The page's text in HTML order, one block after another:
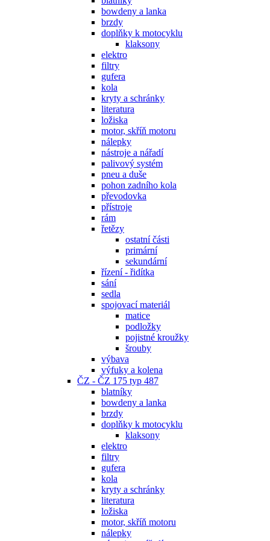
bowdeny a lanka
brzdy
doplňky k motocyklu
klaksony
elektro
filtry
gufera
kola
kryty a schránky
literatura
ložiska
motor, skříň motoru
nálepky
nástroje a nářadí
palivový systém
pneu a duše
pohon zadního kola
převodovka
přístroje
rám
řetězy
ostatní části
primární
sekundární
řízení - řidítka
sání
sedla
spojovací materiál
matice
podložky
pojistné kroužky
šrouby
výbava
výfuky a kolena
ČZ - ČZ 175 typ 487
blatníky
bowdeny a lanka
brzdy
doplňky k motocyklu
klaksony
elektro
filtry
gufera
kola
kryty a schránky
literatura
ložiska
motor, skříň motoru
nálepky